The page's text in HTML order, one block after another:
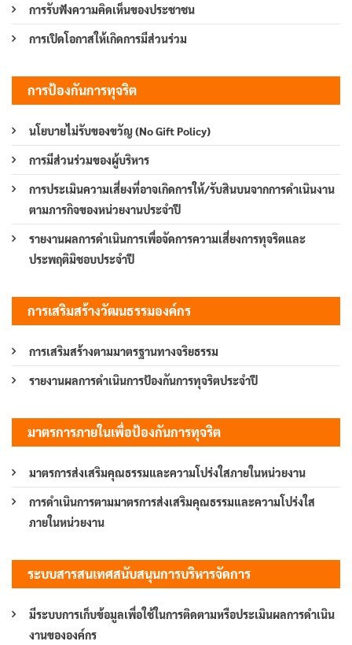
การรับฟังความคิดเห็นของประชาชน
การเปิดโอกาสให้เกิดการมีส่วนร่วม
การป้องกันการทุจริต
นโยบายไม่รับของขวัญ (No Gift Policy)
การมีส่วนร่วมของผู้บริหาร
การประเมินความเสี่ยงที่อาจเกิดการให้/รับสินบนจากการดำเนินงาน
ตามภารกิจของหน่วยงานประจำปี
รายงานผลการดำเนินการเพื่อจัดการความเสี่ยงการทุจริตและ
ประพฤติมิชอบประจำปี
การเสริมสร้างวัฒนธรรมองค์กร
การเสริมสร้างตามมาตรฐานทางจริยธรรม
รายงานผลการดำเนินการป้องกันการทุจริตประจำปี
มาตรการภายในเพื่อป้องกันการทุจริต
มาตรการส่งเสริมคุณธรรมและความโปร่งใสภายในหน่วยงาน
การดำเนินการตามมาตรการส่งเสริมคุณธรรมและความโปร่งใส
ภายในหน่วยงาน
ระบบสารสนเทศสนับสนุนการบริหารจัดการ
มีระบบการเก็บข้อมูลเพื่อใช้ในการติดตามหรือประเมินผลการดำเนิน
งานขององค์กร